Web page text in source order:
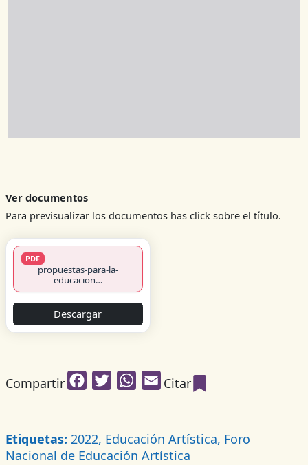
Ver documentos
Para previsualizar los documentos has click sobre el título.
PDF
propuestas-para-la-
educacion…
Descargar
Compartir FacebookTwitterWhatsApp
Email
Citar
Etiquetas: 2022, Educación Artística, Foro
Nacional de Educación Artística